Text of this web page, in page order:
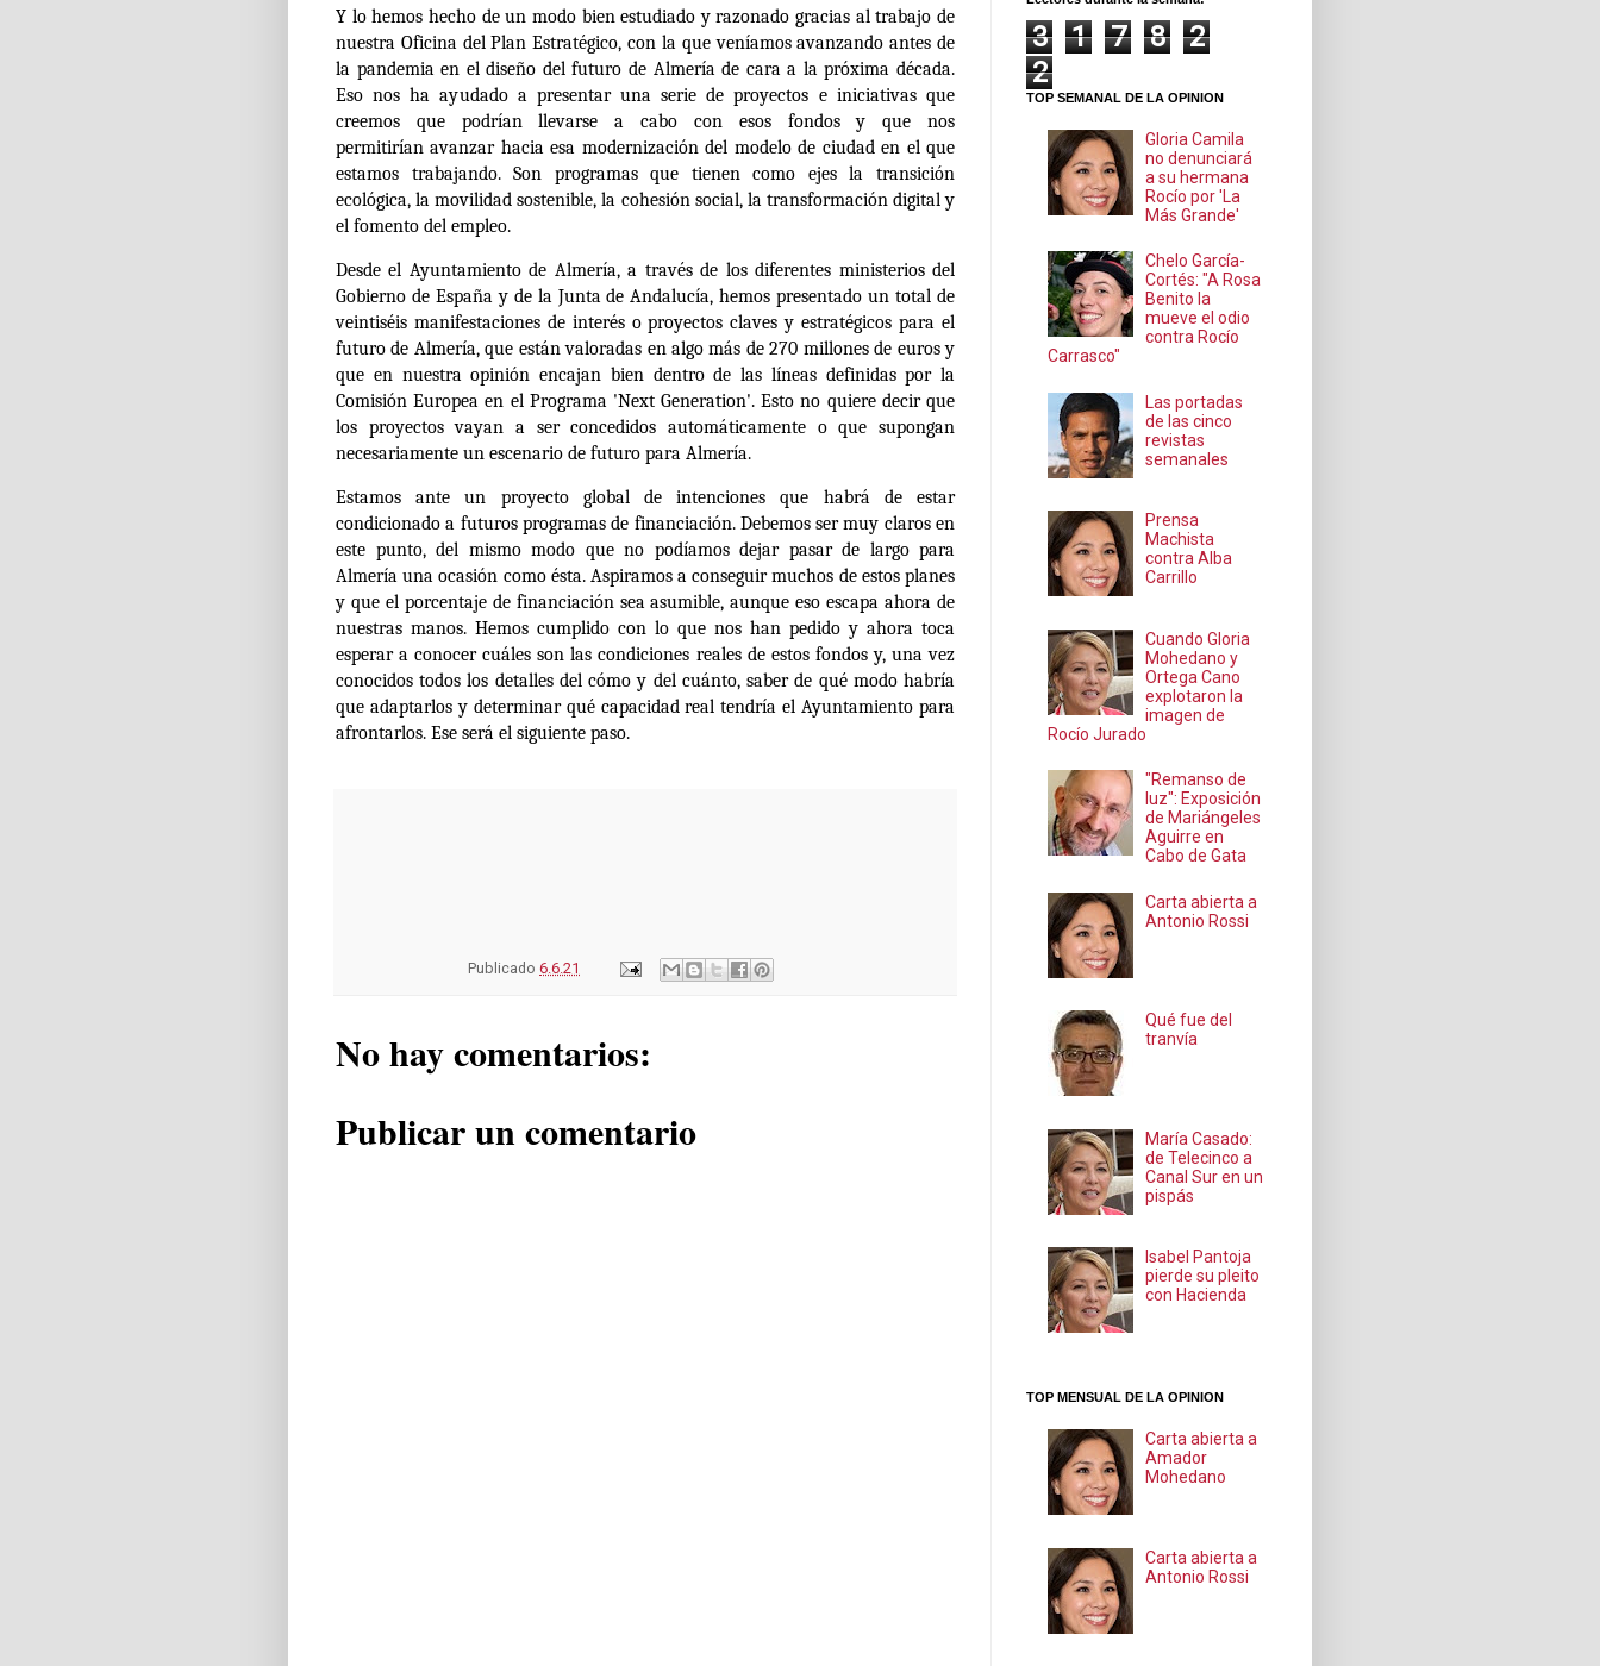
Y lo hemos hecho de un modo bien estudiado y razonado gracias al trabajo de
nuestra Oficina del Plan Estratégico, con la que veníamos avanzando antes de
la pandemia en el diseño del futuro de Almería de cara a la próxima década.
Eso nos ha ayudado a presentar una serie de proyectos e iniciativas que
creemos que podrían llevarse a cabo con esos fondos y que nos
permitiríanavanzar hacia esa modernización del modelo de ciudad en el que
estamos trabajando. Son programas que tienen como ejes la transición
ecológica, la movilidad sostenible, la cohesión social, la transformación digital y
el fomento del empleo.
Desde el Ayuntamiento de Almería, a través de los diferentes ministerios del
Gobierno de España y de la Junta de Andalucía, hemos presentado un total de
veintiséis manifestaciones de interés o proyectos claves y estratégicos para el
futuro de Almería, que están valoradas en algo más de 270 millones de euros y
que en nuestra opinión encajan bien dentro de las líneas definidas por la
Comisión Europea en el Programa'Next Generation'. Esto no quiere decir que
los proyectos vayan a ser concedidos automáticamente o que supongan
necesariamente un escenario de futuro para Almería.
Estamos ante un proyecto global de intenciones que habrá de estar
condicionado a futuros programas de financiación. Debemos ser muy claros en
este punto, del mismo modo que no podíamos dejar pasar de largo para
Almería una ocasión como ésta. Aspiramos a conseguir muchos de estos planes
y que el porcentaje de financiación sea asumible, aunque eso escapa ahora de
nuestras manos. Hemos cumplido con lo que nos han pedido y ahora toca
esperar a conocer cuáles son las condiciones reales de estos fondos y, una vez
conocidos todos los detalles del cómo y del cuánto, saber de qué modo habría
que adaptarlos y determinar qué capacidad real tendría el Ayuntamiento para
afrontarlos. Ese será el siguiente paso.
Publicado 6.6.21
No hay comentarios:
Publicar un comentario
3 1 7 8
2
2
TOP SEMANAL DE LA OPINION
Gloria Camila
no denunciará
a su hermana
Rocío por 'La
Más Grande'
Chelo García-
Cortés: "A Rosa
Benito la
mueve el odio
contra Rocío
Carrasco"
Las portadas
de las cinco
revistas
semanales
Prensa
Machista
contra Alba
Carrillo
Cuando Gloria
Mohedano y
Ortega Cano
explotaron la
imagen de
Rocío Jurado
"Remanso de
luz": Exposición
de Mariángeles
Aguirre en
Cabo de Gata
Carta abierta a
Antonio Rossi
Qué fue del
tranvía
María Casado:
de Telecinco a
Canal Sur en un
pispás
Isabel Pantoja
pierde su pleito
con Hacienda
TOP MENSUAL DE LA OPINION
Carta abierta a
Amador
Mohedano
Carta abierta a
Antonio Rossi